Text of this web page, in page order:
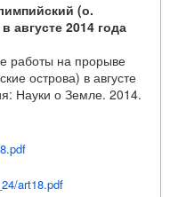
(о.
августе 2014 года
работы на прорыве
острова) в августе
Науки о Земле. 2014.
art18.pdf